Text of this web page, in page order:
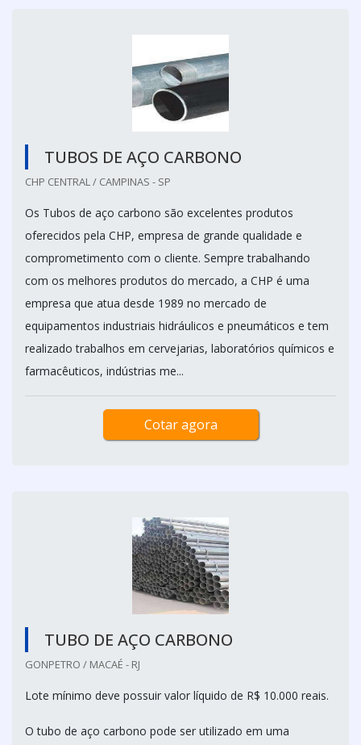
TUBOS DE AÇO CARBONO
CHP CENTRAL / CAMPINAS - SP
Os Tubos de aço carbono são excelentes produtos
oferecidos pela CHP, empresa de grande qualidade e
comprometimento com o cliente. Sempre trabalhando
com os melhores produtos do mercado, a CHP é uma
empresa que atua desde 1989 no mercado de
equipamentos industriais hidráulicos e pneumáticos e tem
realizado trabalhos em cervejarias, laboratórios químicos e
farmacêuticos, indústrias me...
Cotar agora
TUBO DE AÇO CARBONO
GONPETRO / MACAÉ - RJ
Lote mínimo deve possuir valor líquido de R$ 10.000 reais.
O tubo de aço carbono pode ser utilizado em uma